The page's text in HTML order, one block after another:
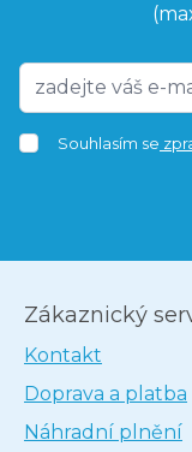
Souhlasím se
Zákaznický
Kontakt
Doprava a platba
Náhradní plnění